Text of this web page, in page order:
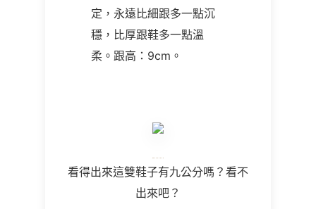
定，永遠比細跟多一點沉
穩，比厚跟鞋多一點溫
柔。跟高：9cm。
看得出來這雙鞋子有九公分嗎？看不
出來吧？